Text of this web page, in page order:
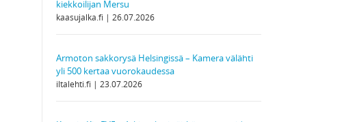
kiekkoilijan Mersu
kaasujalka.fi 26.07.2026
Armoton sakkorysä Helsingissä – Kamera välähti
yli 500 kertaa vuorokaudessa
iltalehti.fi 23.07.2026